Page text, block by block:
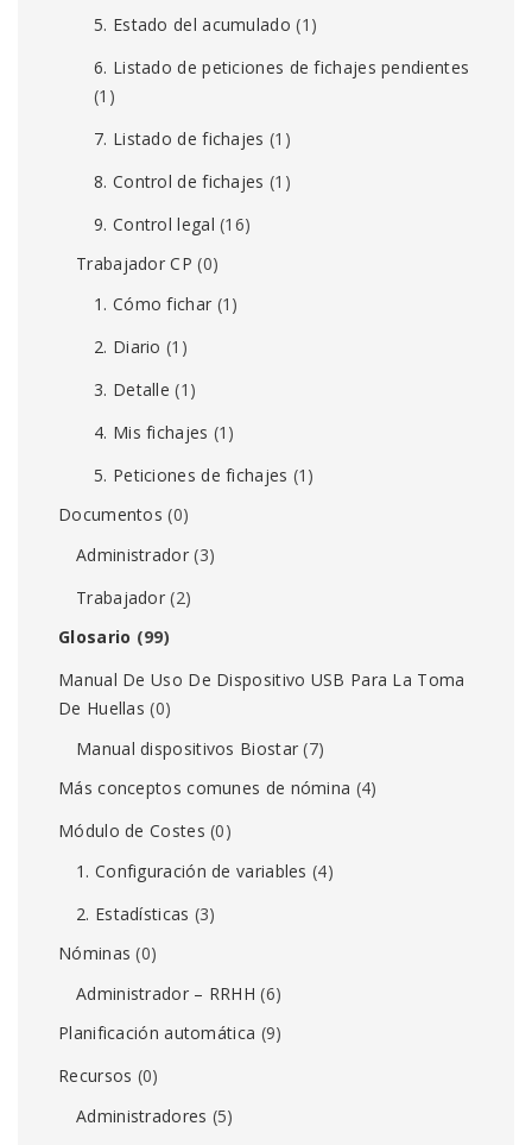
5. Estado del acumulado (1)
6. Listado de peticiones de fichajes pendientes
(1)
7. Listado de fichajes (1)
8. Control de fichajes (1)
9. Control legal (16)
Trabajador CP (0)
1. Cómo fichar (1)
2. Diario (1)
3. Detalle (1)
4. Mis fichajes (1)
5. Peticiones de fichajes (1)
Documentos (0)
Administrador(3)
Trabajador (2)
Glosario (99)
Manual De Uso De Dispositivo USB Para La Toma
De Huellas (0)
Manual dispositivos Biostar (7)
Más conceptos comunes de nómina (4)
Módulo de Costes (0)
1. Configuración de variables (4)
2. Estadísticas (3)
Nóminas (0)
Administrador – RRHH (6)
Planificación automática (9)
Recursos (0)
Administradores (5)